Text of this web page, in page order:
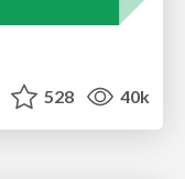
528 40k